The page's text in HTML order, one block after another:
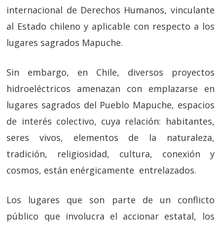
internacional de Derechos Humanos, vinculante
al Estado chileno y aplicable con respecto a los
lugares sagrados Mapuche.
Sin embargo, en Chile, diversos proyectos
hidroeléctricos amenazan con emplazarse en
lugares sagrados del Pueblo Mapuche, espacios
de interés colectivo, cuya relación: habitantes,
seres vivos, elementos de la naturaleza,
tradición, religiosidad, cultura, conexión y
cosmos, están enérgicamente entrelazados.
Los lugares que son parte de un conflicto
público que involucra el accionar estatal, los